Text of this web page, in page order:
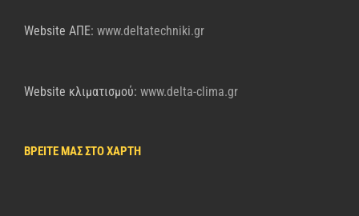
Website AΠΕ: www.deltatechniki.gr
Website κλιματισμού: www.delta-clima.gr
ΒΡΕΙΤΕ ΜΑΣ ΣΤΟ ΧΑΡΤΗ